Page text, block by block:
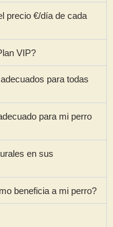
precio €/día de cada
VIP?
para todas
para mi perro
en sus
beneficia a mi perro?